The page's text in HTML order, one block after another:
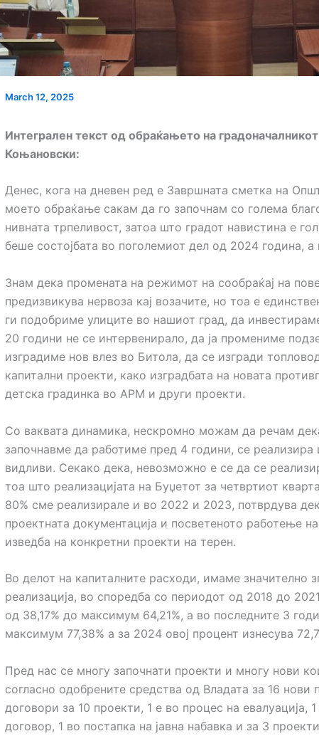
March 12, 2025
Интегрален текст од обраќањето на
Коњановски:
Денес, кога на дневен ред е Завршната сметка на
моето обраќање сакам да го започнам со голема
нивната трпеливост, затоа што градот навистина е
беше состојбата во поголемиот дел од 2024 година,
Знам дека промената на режимот на сообраќај на
предизвикува нервоза кај возачите, но тоа е
ги подобриме улиците во нашиот град, да
20 години не се интервенирало, да ја промениме
изградиме нов влез во Битола, да се изгради
капитални проекти, како изградбата на новата
детска градинка во АРМ и други проекти.
Со ваквата динамика, нескромно можам да речам дека
започнавме да работиме пред 4 години, се
видливи. Секако дека, невозможно е се да се
тоа што реализацијата на Буџетот за четвртиот
80% сме реализирале и во 2022 и 2023, потврдува
проектната документација и посветеното работење
изведба на конкретни проекти на терен.
Во делот на капиталните расходи, имаме значително
реализација, во споредба со периодот од 2018 до
од 38,17% до максимум 64,21%, а во последните 3
максимум 77,38% а за 2024 овој процент изнесува
Пред нас се многу започнати проекти и многу нови
согласно одобрените средства од Владата за 16 нови
договори за 10 проекти, 1 е во процес на евалуација,
договор, 1 во постапка на јавна набавка и за 3